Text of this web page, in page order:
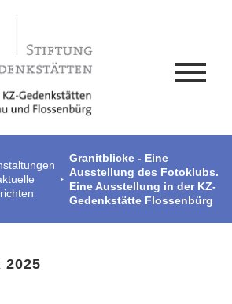
Granitblicke - Eine
Ausstellung des Fotoklubs.
Eine Ausstellung in der KZ-
Gedenkstätte Flossenbürg
2025